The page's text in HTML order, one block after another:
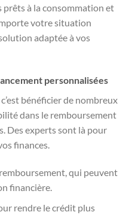
prêts à la consommation et
votre situation
adaptée à vos
personnalisées
c’est bénéficier de nombreux
dans le remboursement
Des experts sont là pour
finances.
qui peuvent
financière.
rendre le crédit plus